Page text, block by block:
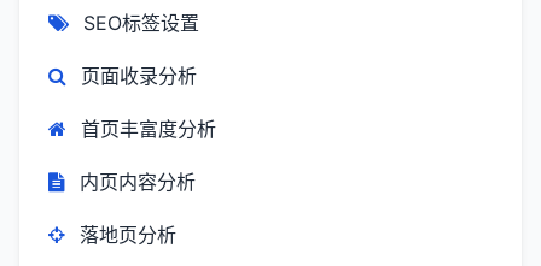
SEO标签设置
页面收录分析
首页丰富度分析
内页内容分析
落地页分析